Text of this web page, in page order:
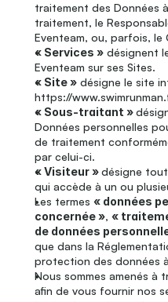
traitement des Données
traitement, le
Eventeam, ou, parfois, le
« Services » désignent
Eventeam sur ses Sites.
« Site » désigne le site
https://
« Sous-traitant »
Données personnelles
de traitement
par celui-ci.
« Visiteur » désigne
qui accède à un ou
Les termes « données
concernée », «
de données
que dans la
protection des données
Nous sommes amenés à
afin de vous fournir nos